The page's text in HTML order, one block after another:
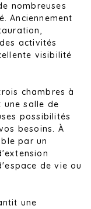
nombreuses
Anciennement
activités
visibilité
chambres à
une salle de
possibilités
besoins. À
par un
de vie ou
une